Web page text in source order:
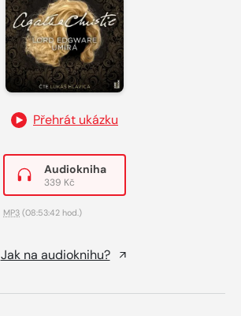
Přehrát ukázku
Audiokniha
339 Kč
MP3 (08:53:42 hod.)
Jak na audioknihu?